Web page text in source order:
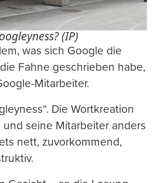
(IP)
was sich Google die
Fahne geschrieben habe,
Mitarbeiter.
Die Wortkreation
seine Mitarbeiter anders
nett, zuvorkommend,